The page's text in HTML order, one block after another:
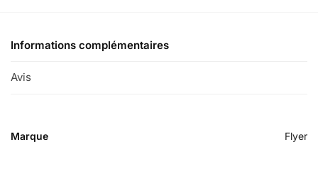
Informations complémentaires
Avis
Marque Flyer